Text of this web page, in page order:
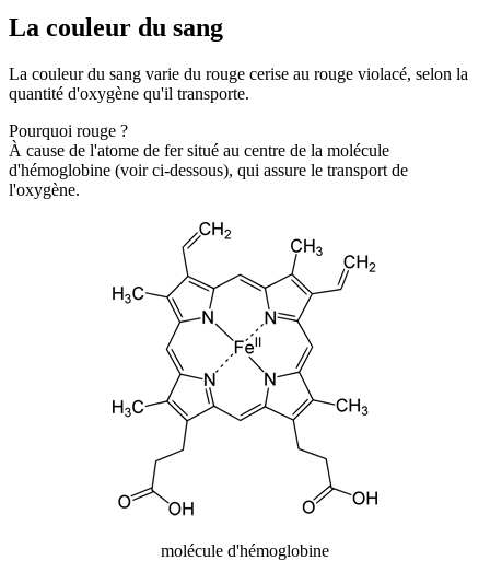
La couleur du sang
La couleur du sang varie du rouge cerise au rouge violacé, selon la
quantité d'oxygène qu'il transporte.
Pourquoi rouge ?
À cause de l'atome de fer situé au centre de la molécule
d'hémoglobine (voir ci-dessous), qui assure le transport de
l'oxygène.
molécule d'hémoglobine